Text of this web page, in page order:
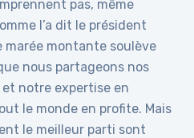
pas, même
l’a dit le président
marée montante soulève
nous partageons nos
notre expertise en
le monde en profite. Mais
le meilleur parti sont